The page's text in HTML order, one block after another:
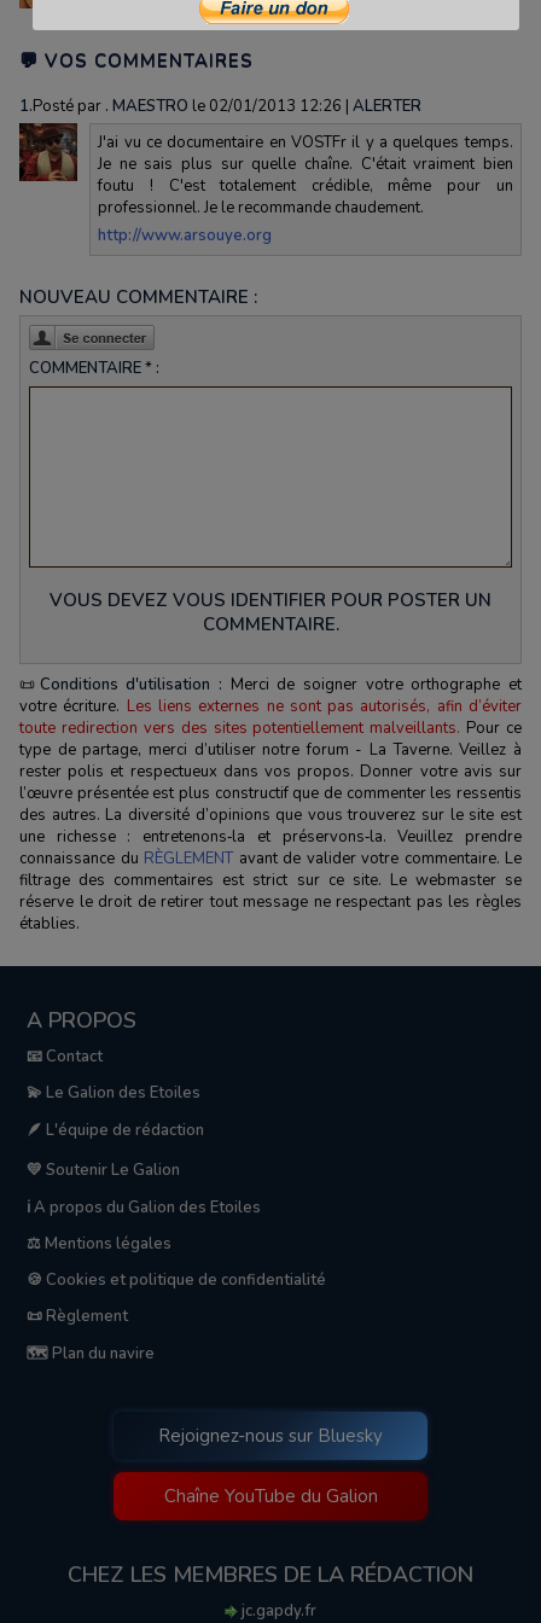
💬 VOS COMMENTAIRES
1.Posté par . MAESTRO le 02/01/2013 12:26 | ALERTER
J'ai vu ce documentaire en VOSTFr il y a quelques temps.
Je ne sais plus sur quelle chaîne. C'était vraiment bien
foutu ! C'est totalement crédible, même pour un
professionnel. Je le recommande chaudement.
http://www.arsouye.org
NOUVEAU COMMENTAIRE :
COMMENTAIRE * :
VOUS DEVEZ VOUS IDENTIFIER POUR POSTER UN
COMMENTAIRE.
📜 Conditions d'utilisation : Merci de soigner votre orthographe et
votre écriture. Les liens externes ne sont pas autorisés, afin d’éviter
toute redirection vers des sites potentiellement malveillants. Pour ce
type de partage, merci d’utiliser notre forum - La Taverne. Veillez à
rester polis et respectueux dans vos propos. Donner votre avis sur
l’œuvre présentée est plus constructif que de commenter les ressentis
des autres. La diversité d’opinions que vous trouverez sur le site est
une richesse : entretenons‑la et préservons‑la. Veuillez prendre
connaissance du RÈGLEMENT avant de valider votre commentaire. Le
filtrage des commentaires est strict sur ce site. Le webmaster se
réserve le droit de retirer tout message ne respectant pas les règles
établies.
A PROPOS
📧 Contact
💫 Le Galion des Etoiles
🪶 L'équipe de rédaction
💛 Soutenir Le Galion
ℹ️ A propos du Galion des Etoiles
⚖️ Mentions légales
🍪 Cookies et politique de confidentialité
📜 Règlement
🗺️ Plan du navire
Rejoignez-nous sur Bluesky
Chaîne YouTube du Galion
CHEZ LES MEMBRES DE LA RÉDACTION
jc.gapdy.fr